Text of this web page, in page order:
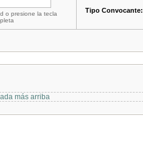
o presione la tecla
Tipo Convocante:
más arriba